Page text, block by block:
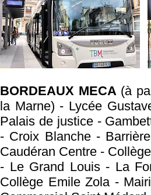
BORDEAUX MECA (à
la Marne) - Lycée
Palais de justice -
- Croix Blanche -
Caudéran Centre -
- Le Grand Louis - La
Collège Emile Zola -